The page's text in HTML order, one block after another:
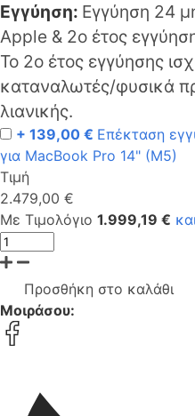
Εγγύηση: Εγγύηση 24
Apple & 2ο έτος
Το 2ο έτος εγγύησης
καταναλωτές/φυσικά
λιανικής.
+ 139,00 € Επέκταση
για MacBook Pro 14" (M5)
Τιμή
2.479,00 €
Με Τιμολόγιο 1.999,19 €
Προσθήκη στο καλάθι
Μοιράσου: